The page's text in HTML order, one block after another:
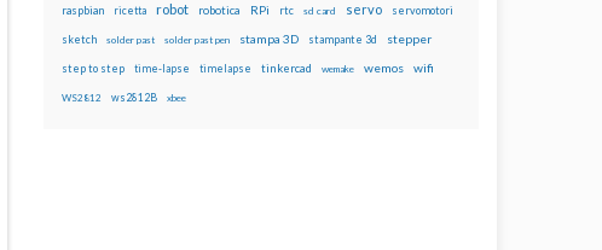
raspbian ricetta robot robotica RPi rtc sd card servo servomotori
sketch solder past solder past pen stampa 3D stampante 3d stepper
step to step time-lapse timelapse tinkercad wemake wemos wifi
WS2812 ws2812B xbee